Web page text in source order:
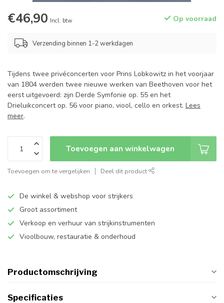
€46,90 Incl. btw Op voorraad
Verzending binnen 1-2 werkdagen
Tijdens twee privéconcerten voor Prins Lobkowitz in het voorjaar
van 1804 werden twee nieuwe werken van Beethoven voor het
eerst uitgevoerd: zijn Derde Symfonie op. 55 en het
Drieluikconcert op. 56 voor piano, viool, cello en orkest. Lees
meer.
Toevoegen aan winkelwagen
Toevoegen om te vergelijken Deel dit product
De winkel & webshop voor strijkers
Groot assortiment
Verkoop en verhuur van strijkinstrumenten
Vioolbouw, restauratie & onderhoud
Productomschrijving
Specificaties